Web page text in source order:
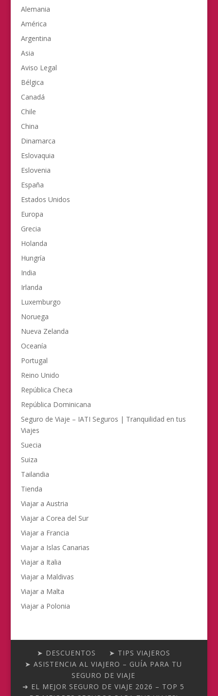
Alemania
América
Argentina
Asia
Aviso Legal
Bélgica
Canadá
Chile
China
Dinamarca
Eslovaquia
Eslovenia
España
Estados Unidos
Europa
Grecia
Holanda
Hungría
India
Irlanda
Luxemburgo
Noruega
Nueva Zelanda
Oceanía
Portugal
Reino Unido
República Checa
República Dominicana
Seguro de Viaje – IATI Seguros | Tranquilidad en tus
Viajes
Suecia
Suiza
Tailandia
Tienda
Viajar a Austria
Viajar a Corea del Sur
Viajar a Francia
Viajar a Islas Canarias
Viajar a Italia
Viajar a Maldivas
Viajar a Malta
Viajar a Polonia
➤ DESCUENTOS
➤ TIPS VIAJEROS
➤ ASISTENCIA AL VIAJERO – GUÍA PARA TU
SEGURO DE VIAJE
➜ EL MEJOR SEGURO DE VIAJE 2026 – TOP 5